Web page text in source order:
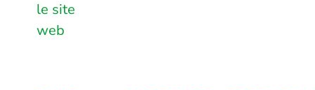
le site
web